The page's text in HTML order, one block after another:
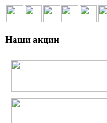
Наши акции